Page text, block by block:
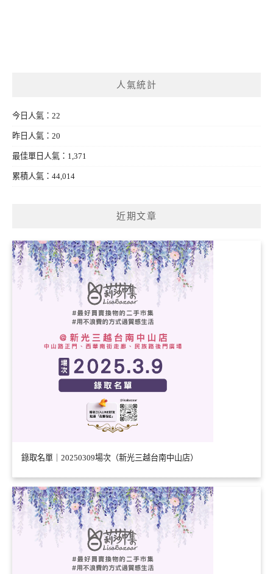
人氣統計
今日人氣：22
昨日人氣：20
最佳單日人氣：1,371
累積人氣：44,014
近期文章
錄取名單｜20250309場次（新光三越台南中山店）